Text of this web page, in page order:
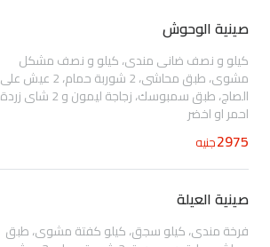
صينية الوحوش
كيلو و نصف ضانى مندى، كيلو و نصف مشكل
مشوى، طبق محاشى، 2 شوربة حمام، 2 عيش على
الصاج، طبق سمبوسك، زجاجة ليمون و 2 شاى زردة
احمر او اخضر
2975جنيه
صينية العيلة
فرخة مندى، كيلو سجق، كيلو كفتة مشوى، طبق